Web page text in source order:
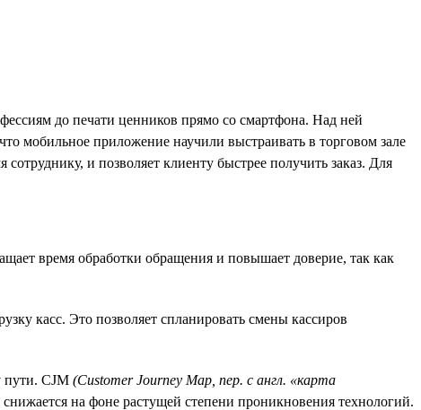
до печати ценников прямо со смартфона. Над ней
мобильное приложение научили выстраивать в торговом зале
и позволяет клиенту быстрее получить заказ. Для
время обработки обращения и повышает доверие, так как
касс. Это позволяет спланировать смены кассиров
пути. CJM (Customer Journey Map, пер. с англ. «карта
на фоне растущей степени проникновения технологий.